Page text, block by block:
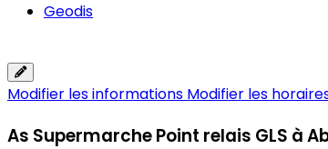
Geodis
Modifier les informations Modifier les
As SupermarchePoint relais GLS à